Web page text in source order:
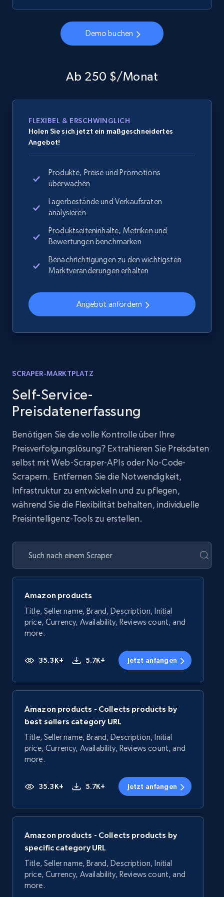
Demo buchen
Ab 250 $/Monat
FLEXIBEL & ERSCHWINGLICH
Holen Sie sich jetzt ein maßgeschneidertes
Angebot!
Produkte, Preise und Promotions
überwachen
Lagerbestände und Verkaufsraten
analysieren
Produktseiteninhalte, Metriken und
Bewertungen benchmarken
Benachrichtigungen zu den wichtigsten
Marktveränderungen erhalten
Angebot anfordern
SCRAPER-MARKTPLATZ
Self-Service-
Preisdatenerfassung
Benötigen Sie die volle Kontrolle über Ihre
Preisverfolgungslösung? Extrahieren Sie Preisdaten
selbst mit Web-Scraper-APIs oder No-Code-
Scrapern. Entfernen Sie die Notwendigkeit,
Infrastruktur zu entwickeln und zu pflegen,
während Sie die Flexibilität behalten, individuelle
Preisintelligenz-Tools zu erstellen.
Amazon products
Title, Seller name, Brand, Description, Initial
price, Currency, Availability, Reviews count, and
more.
35.3K+ 5.7K+ Jetzt anfangen
Amazon products - Collects products by
best sellers category URL
Title, Seller name, Brand, Description, Initial
price, Currency, Availability, Reviews count, and
more.
35.3K+ 5.7K+ Jetzt anfangen
Amazon products - Collects products by
specific category URL
Title, Seller name, Brand, Description, Initial
price, Currency, Availability, Reviews count, and
more.